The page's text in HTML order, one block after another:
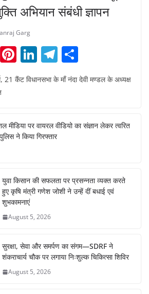
अभियान संबंधी ज्ञापन
Garg
W Pi
nt
er
st
Li
k
dI
n
T
el
e
a
h
ar
21 कैंट विधानसभा के माँ नंदा देवी मण्डल के अध्यक्ष
मीडिया पर वायरल वीडियो का संज्ञान लेकर त्वरित
ने किया गिरफ्तार
युवा किसान की सफलता पर प्रसन्नता व्यक्त करते
हुए कृषि मंत्री गणेश जोशी ने उन्हें दीं बधाई एवं
शुभकामनाएं
August 5, 2026
सुरक्षा, सेवा और समर्पण का संगम—SDRF ने
शंकराचार्य चौक पर लगाया निःशुल्क चिकित्सा शिविर
August 5, 2026